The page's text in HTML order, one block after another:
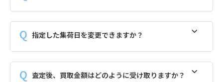
指定した集荷日を変更できますか？
査定後、買取金額はどのように受け取りますか？